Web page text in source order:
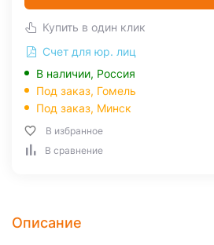
Купить в один клик
Счет для юр. лиц
В наличии, Россия
Под заказ, Гомель
Под заказ, Минск
В избранное
В сравнение
Описание